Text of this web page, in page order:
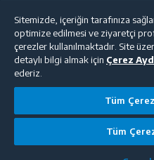
Bize Ulaşın Kişisel
Satış
Sitemizde, içeriğin tarafınıza
optimize edilmesi ve ziyaretçi
çerezler kullanılmaktadır. Site
detaylı bilgi almak için Çerez
ederiz.
Tüm
Tüm